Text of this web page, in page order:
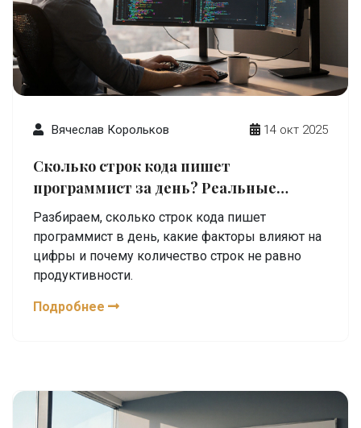
Вячеслав Корольков 14 окт 2025
Сколько строк кода пишет
программист за день? Реальные
цифры и причины
Разбираем, сколько строк кода пишет
программист в день, какие факторы влияют на
цифры и почему количество строк не равно
продуктивности.
Подробнее